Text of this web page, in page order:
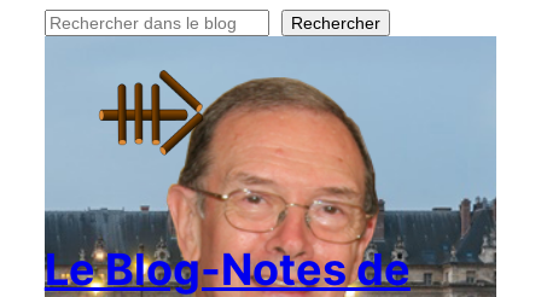
Rechercher Rechercher
Le Blog-Notes de